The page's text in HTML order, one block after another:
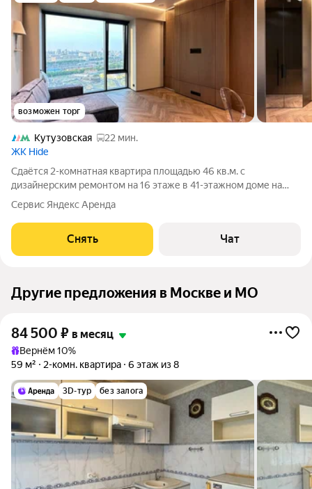
возможен торг
Кутузовская
22 мин.
ЖК Hide
Сдаётся 2-комнатная квартира площадью 46 кв.м. с
дизайнерским ремонтом на 16 этаже в 41-этажном доме на
срок от 11 месяцев. Из техники есть: Телевизор Духовой шкаф
Стиральная машина Холодильник Посудомоечная машина
Кондиционер Микроволновка
Сервис Яндекс Аренда
Снять Чат
Другие предложения в Москве и МО
84 500 ₽ в месяц
Вернём 10%
59 м²
2-комн. квартира 6 этаж из 8
3D-тур без залога